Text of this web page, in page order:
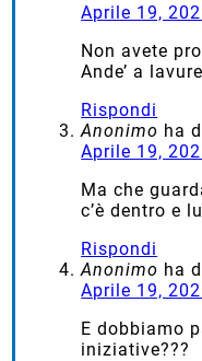
Aprile 19,
Non avete
Ande’ a
Rispondi
Anonimo ha
Aprile 19,
Ma che
c’è dentro e
Rispondi
Anonimo ha
Aprile 19,
E dobbiamo
iniziative???